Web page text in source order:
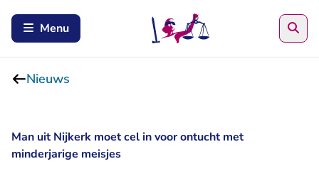
Menu
Nieuws
Man uit Nijkerk moet cel in voor ontucht met
minderjarige meisjes